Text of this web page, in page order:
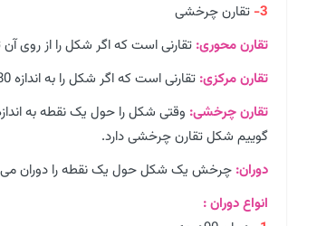
3- تقارن چرخشی
تقارن محوری: تقارنی است که اگر شکل را از
تقارن مرکزی: تقارنی است که اگر شکل را به اندازه 180درجه، حول یک نقطه بچرخانیم شکل بر خودش منطبق می شود.
تقارن چرخشی:
گوییم شکل تقارن چرخشی دارد.
دوران: چرخش یک شکل حول یک نقطه را دوران می
انواع دوران :